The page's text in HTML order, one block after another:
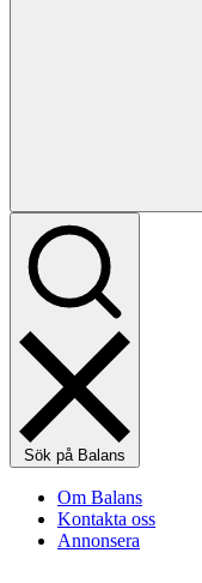
Sök på Balans
Om Balans
Kontakta oss
Annonsera